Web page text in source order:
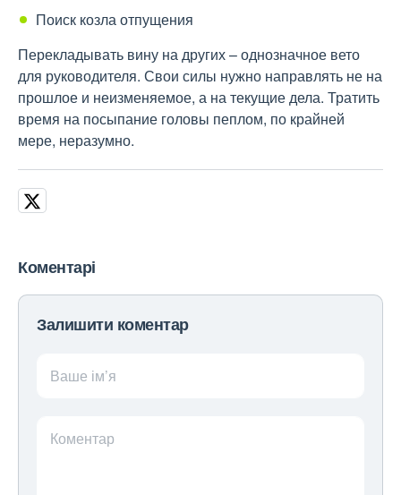
Поиск козла отпущения
Перекладывать вину на других – однозначное вето
для руководителя. Свои силы нужно направлять не на
прошлое и неизменяемое, а на текущие дела. Тратить
время на посыпание головы пеплом, по крайней
мере, неразумно.
Коментарі
Залишити коментар
Ваше ім’я
Коментар